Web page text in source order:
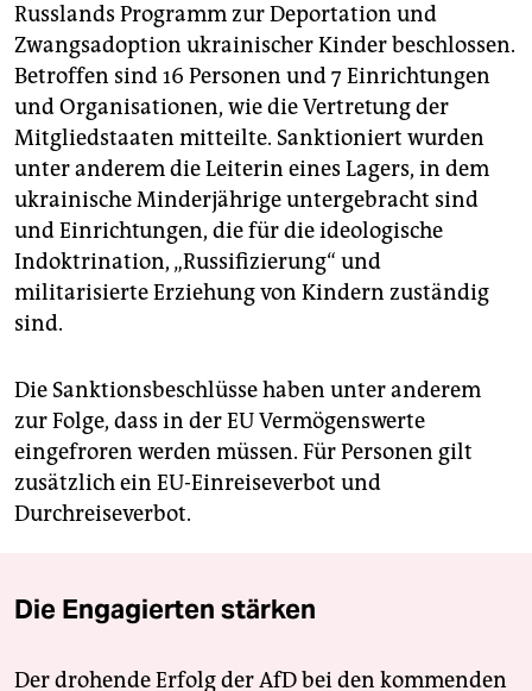
Russlands Programm zur Deportation und
Zwangsadoption ukrainischer Kinder beschlossen.
Betroffen sind 16 Personen und 7 Einrichtungen
und Organisationen, wie die Vertretung der
Mitgliedstaaten mitteilte. Sanktioniert wurden
unter anderem die Leiterin eines Lagers, in dem
ukrainische Minderjährige untergebracht sind
und Einrichtungen, die für die ideologische
Indoktrination, „Russifizierung“ und
militarisierte Erziehung von Kindern zuständig
sind.
Die Sanktionsbeschlüsse haben unter anderem
zur Folge, dass in der EU Vermögenswerte
eingefroren werden müssen. Für Personen gilt
zusätzlich ein EU-Einreiseverbot und
Durchreiseverbot.
Die Engagierten stärken
Der drohende Erfolg der AfD bei den kommenden